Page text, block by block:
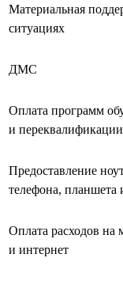
Материальная
ситуациях
ДМС
Оплата программ
и переквалификации
Предоставление
телефона, планшета
Оплата расходов на
и интернет